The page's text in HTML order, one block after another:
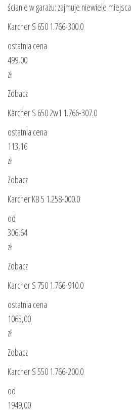
ścianie w garażu: zajmuje niewiele miejsca
Karcher S 650 1.766-300.0
ostatnia cena
499,00
zł
Zobacz
Kärcher S 650 2w1 1.766-307.0
ostatnia cena
113,16
zł
Zobacz
Karcher KB 5 1.258-000.0
od
306,64
zł
Zobacz
Karcher S 750 1.766-910.0
ostatnia cena
1065,00
zł
Zobacz
Karcher S 550 1.766-200.0
od
1949,00